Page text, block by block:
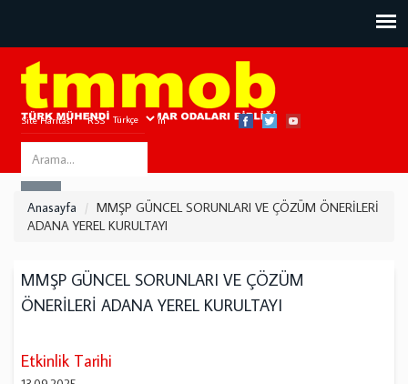
Site Haritası RSS Bize Ulaşın
Search
this
site
Anasayfa
MMŞP GÜNCEL SORUNLARI VE ÇÖZÜM ÖNERİLERİ
ADANA YEREL KURULTAYI
MMŞP GÜNCEL SORUNLARI VE ÇÖZÜM
ÖNERİLERİ ADANA YEREL KURULTAYI
Etkinlik Tarihi